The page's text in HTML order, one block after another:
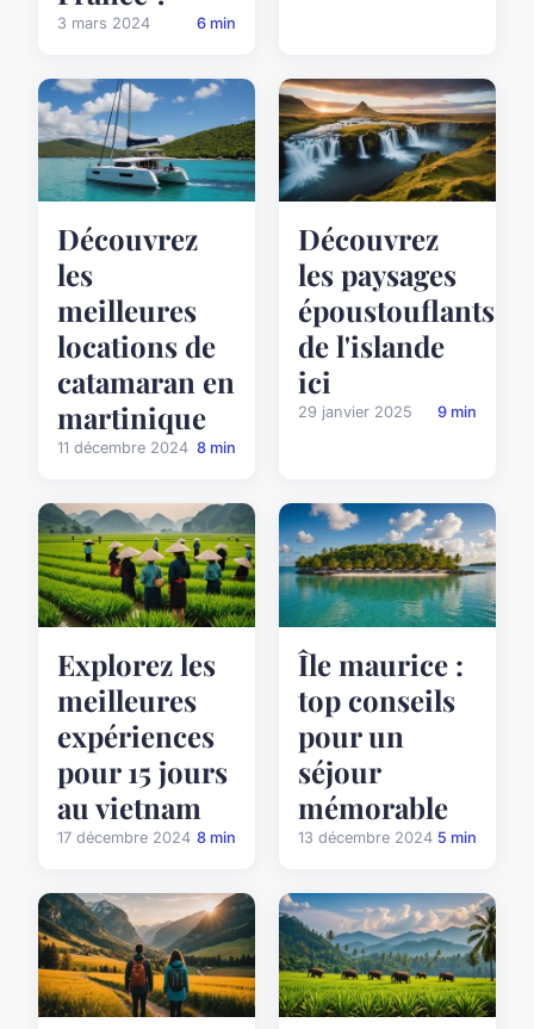
3 mars 2024 6 min
Découvrez
les
meilleures
locations de
catamaran en
martinique
11 décembre 2024 8 min
Découvrez
les paysages
époustouflants
de l'islande
ici
29 janvier 2025 9 min
Explorez les
meilleures
expériences
pour 15 jours
au vietnam
17 décembre 2024 8 min
Île maurice :
top conseils
pour un
séjour
mémorable
13 décembre 2024 5 min